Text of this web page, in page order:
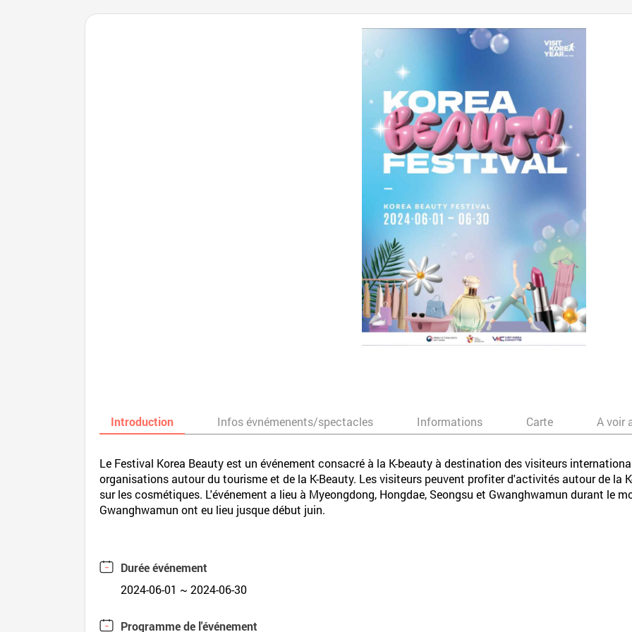
Introduction Infos évnémenents/spectacles Informations Carte A voir
Le Festival Korea Beauty est un événement consacré à la K-beauty à destination des visiteurs
organisations autour du tourisme et de la K-Beauty. Les visiteurs peuvent profiter d'activités autour de la
sur les cosmétiques. L'événement a lieu à Myeongdong, Hongdae, Seongsu et Gwanghwamun durant le
Gwanghwamun ont eu lieu jusque début juin.
Durée événement
2024-06-01 ~ 2024-06-30
Programme de l'événement